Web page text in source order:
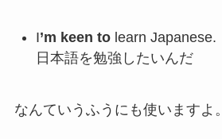
I’m keen tolearn Japanese.
日本語を勉強したいんだ
なんていうふうにも使いますよ。